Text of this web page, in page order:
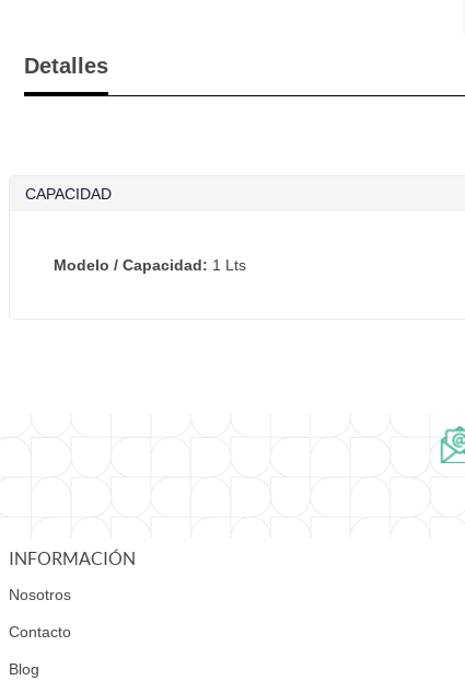
Detalles
CAPACIDAD
Modelo / Capacidad: 1 Lts
INFORMACIÓN
Nosotros
Contacto
Blog